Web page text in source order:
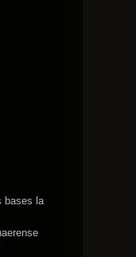
bases la